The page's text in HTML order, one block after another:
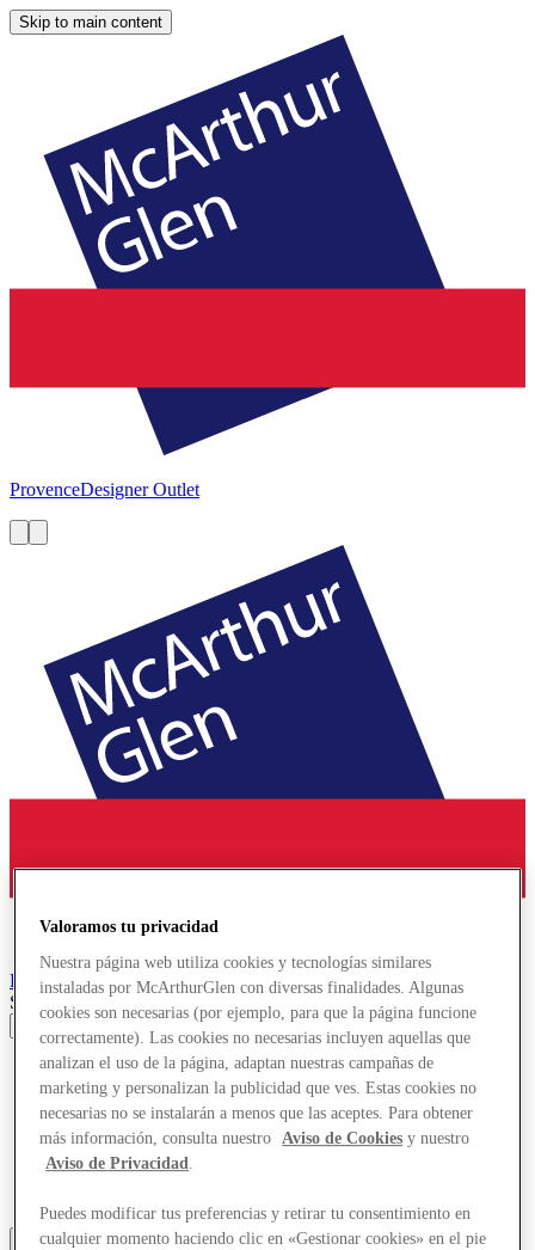
Skip to main content
ProvenceDesigner Outlet
ProvenceDesigner Outlet
Search input
Tiendas
Ofertas
Planifica tu visita
Comer y beber
¿Qué pasa?
Servicios
Valoramos tu privacidad
Nuestra página web utiliza cookies y tecnologías similares
instaladas por McArthurGlen con diversas finalidades. Algunas
cookies son necesarias (por ejemplo, para que la página funcione
correctamente). Las cookies no necesarias incluyen aquellas que
analizan el uso de la página, adaptan nuestras campañas de
marketing y personalizan la publicidad que ves. Estas cookies no
necesarias no se instalarán a menos que las aceptes. Para obtener
más información, consulta nuestro
Aviso de Cookies y nuestro
Aviso de Privacidad.
Puedes modificar tus preferencias y retirar tu consentimiento en
cualquier momento haciendo clic en «Gestionar cookies» en el pie